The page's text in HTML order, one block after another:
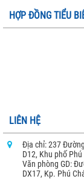
HỢP ĐỒNG TIỂU
LIÊN HỆ
Địa chỉ: 237
D12, Khu phố
Văn phòng GD:
DX17, Kp. Phú